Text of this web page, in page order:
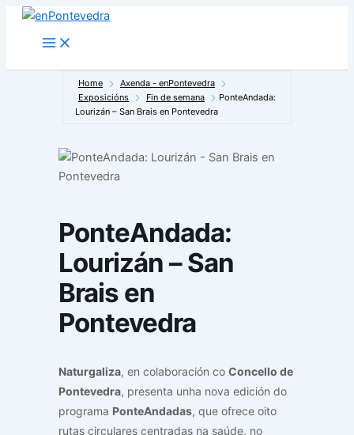
Main
Menu
Home
Axenda - enPontevedra
Exposicións
Fin de semana
PonteAndada:
Lourizán – San Brais en Pontevedra
PonteAndada:
Lourizán – San
Brais en
Pontevedra
Naturgaliza, en colaboración co Concello de
Pontevedra, presenta unha nova edición do
programa PonteAndadas, que ofrece oito
rutas circulares centradas na saúde, no